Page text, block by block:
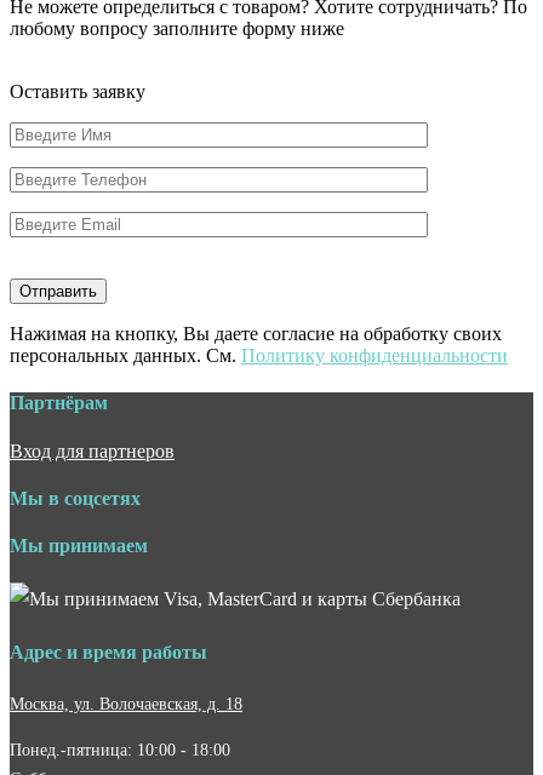
Не можете определиться с товаром? Хотите сотрудничать? По
любому вопросу заполните форму ниже
Оставить заявку
Нажимая на кнопку, Вы даете согласие на обработку своих
персональных данных. См. Политику конфиденциальности
Партнёрам
Вход для партнеров
Мы в соцсетях
Мы принимаем
Адрес и время работы
Москва, ул. Волочаевская, д. 18
Понед.-пятница: 10:00 - 18:00